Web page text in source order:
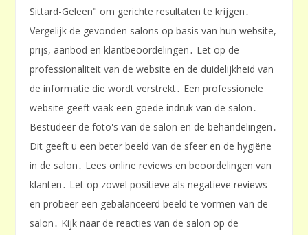
Sittard-Geleen" om gerichte resultaten te krijgen․
Vergelijk de gevonden salons op basis van hun website,
prijs, aanbod en klantbeoordelingen․ Let op de
professionaliteit van de website en de duidelijkheid van
de informatie die wordt verstrekt․ Een professionele
website geeft vaak een goede indruk van de salon․
Bestudeer de foto's van de salon en de behandelingen․
Dit geeft u een beter beeld van de sfeer en de hygiëne
in de salon․ Lees online reviews en beoordelingen van
klanten․ Let op zowel positieve als negatieve reviews
en probeer een gebalanceerd beeld te vormen van de
salon․ Kijk naar de reacties van de salon op de